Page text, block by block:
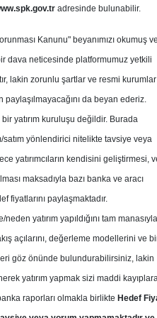
Potansiyeli
Sayısı
21 11 3
Ekim 2023
Hedef Fiyat
için hedef
adresinde bulunabilir.
Kanunu" beyanımızı okumuş ve
dava neticesinde platformumuz yetkili
lakin zorunlu şartlar ve resmi kurumlar
da beyan ederiz.
yatırım kuruluşu değildir. Burada
yönlendirici nitelikte tavsiye veya
yatırımcıların kendisini geliştirmesi,
maksadıyla bazı banka ve aracı
fiyatlarını paylaşmaktadır.
yatırım yapıldığını tam manasıyla
açılarını, değerleme modellerini ve
göz önünde bulundurabilirsiniz, lakin
yatırım yapmak sizi maddi
raporları olmakla birlikte Hedef